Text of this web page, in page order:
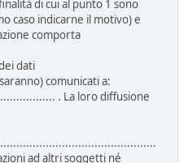
di cui al punto 1 sono
caso indicarne il motivo) e
comporta
dati
comunicati a:
. La loro diffusione
ad altri soggetti né